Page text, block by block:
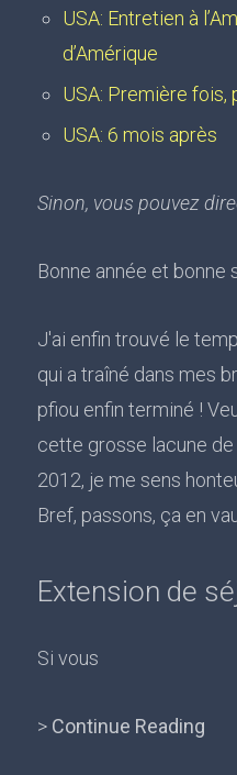
USA: Entretien à
d’Amérique
USA: Première fois,
USA: 6 mois après
Sinon, vous pouvez
Bonne année et bonne
J'ai enfin trouvé le
qui a traîné dans mes
pfiou enfin terminé !
cette grosse lacune
2012, je me sens
Bref, passons, ça en
Extension de
Si vous
> Continue Reading